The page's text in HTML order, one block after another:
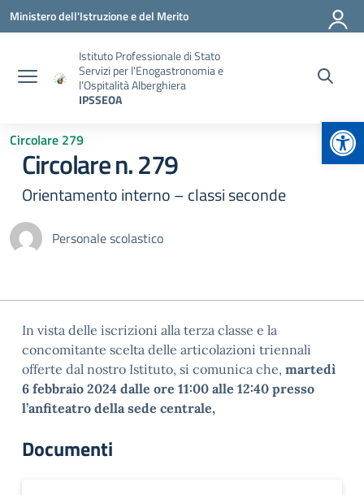
Vai ai contenuti
Vai al menu di navigazione
Vai al footer
Ministero dell'Istruzione e del Merito
Istituto Professionale di Stato
Servizi per l'Enogastronomia e
l'Ospitalità Alberghiera
IPSSEOA
Circolare 279
Circolare n. 279
Orientamento interno – classi seconde
Personale scolastico
In vista delle iscrizioni alla terza classe e la
concomitante scelta delle articolazioni triennali
offerte dal nostro Istituto, si comunica che, martedì
6 febbraio 2024 dalle ore 11:00 alle 12:40 presso
l’anfiteatro della sede centrale,
Documenti